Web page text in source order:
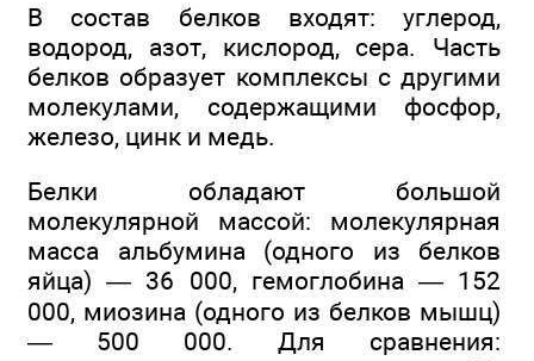
В состав белков входят: углерод,
водород, азот, кислород, сера. Часть
белков образует комплексы с другими
молекулами, содержащими фосфор,
железо, цинк и медь.
Белки обладают большой
молекулярной массой: молекулярная
масса альбумина (одного из белков
яйца) — 36 000, гемоглобина — 152
000, миозина (одного из белков мышц)
— 500 000. Для сравнения: